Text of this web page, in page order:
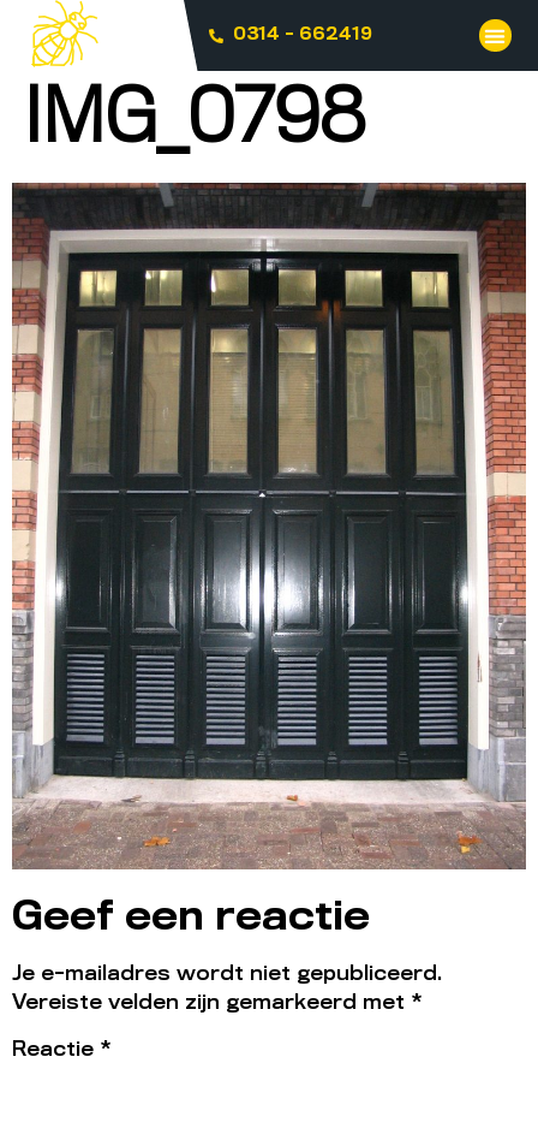
0314 - 662419
IMG_0798
Geef een reactie
Je e-mailadres wordt niet gepubliceerd.
Vereiste velden zijn gemarkeerd met *
Reactie *